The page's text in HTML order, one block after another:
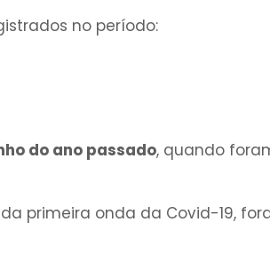
no período:
do ano passado, quando
primeira onda da Covid-19,